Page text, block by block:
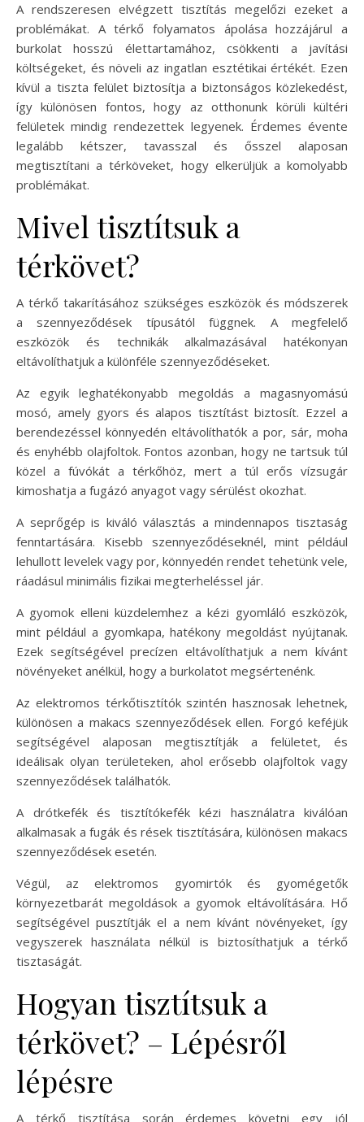
A rendszeresen elvégzett tisztítás megelőzi ezeket a
problémákat. A térkő folyamatos ápolása hozzájárul a
burkolat hosszú élettartamához, csökkenti a javítási
költségeket, és növeli az ingatlan esztétikai értékét. Ezen
kívül a tiszta felület biztosítja a biztonságos közlekedést,
így különösen fontos, hogy az otthonunk körüli kültéri
felületek mindig rendezettek legyenek. Érdemes évente
legalább kétszer, tavasszal és ősszel alaposan
megtisztítani a térköveket, hogy elkerüljük a komolyabb
problémákat.
Mivel tisztítsuk a
térkövet?
A térkő takarításához szükséges eszközök és módszerek
a szennyeződések típusától függnek. A megfelelő
eszközök és technikák alkalmazásával hatékonyan
eltávolíthatjuk a különféle szennyeződéseket.
Az egyik leghatékonyabb megoldás a magasnyomású
mosó, amely gyors és alapos tisztítást biztosít. Ezzel a
berendezéssel könnyedén eltávolíthatók a por, sár, moha
és enyhébb olajfoltok. Fontos azonban, hogy ne tartsuk túl
közel a fúvókát a térkőhöz, mert a túl erős vízsugár
kimoshatja a fugázó anyagot vagy sérülést okozhat.
A seprőgép is kiváló választás a mindennapos tisztaság
fenntartására. Kisebb szennyeződéseknél, mint például
lehullott levelek vagy por, könnyedén rendet tehetünk vele,
ráadásul minimális fizikai megterheléssel jár.
A gyomok elleni küzdelemhez a kézi gyomláló eszközök,
mint például a gyomkapa, hatékony megoldást nyújtanak.
Ezek segítségével precízen eltávolíthatjuk a nem kívánt
növényeket anélkül, hogy a burkolatot megsértenénk.
Az elektromos térkőtisztítók szintén hasznosak lehetnek,
különösen a makacs szennyeződések ellen. Forgó keféjük
segítségével alaposan megtisztítják a felületet, és
ideálisak olyan területeken, ahol erősebb olajfoltok vagy
szennyeződések találhatók.
A drótkefék és tisztítókefék kézi használatra kiválóan
alkalmasak a fugák és rések tisztítására, különösen makacs
szennyeződések esetén.
Végül, az elektromos gyomirtók és gyomégetők
környezetbarát megoldások a gyomok eltávolítására. Hő
segítségével pusztítják el a nem kívánt növényeket, így
vegyszerek használata nélkül is biztosíthatjuk a térkő
tisztaságát.
Hogyan tisztítsuk a
térkövet? – Lépésről
lépésre
A térkő tisztítása során érdemes követni egy jól